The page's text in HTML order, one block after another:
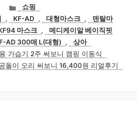
카
테
고
리
쇼핑
, KF-AD , 대형마스크 ,
덴탈마
마스크 ,
메디케이알 베이직핏
AD 300매 L(대형)
,
상아
가습기 2주 써보니 캠핑 이동식
돌이 오리 써보니 16,400원 리얼후기